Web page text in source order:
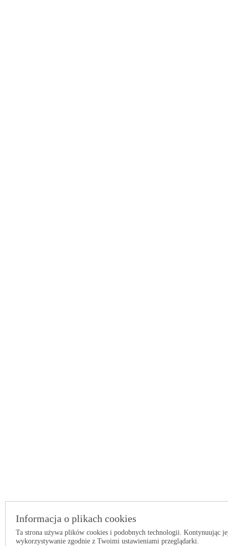
Informacja o plikach cookies
Ta strona używa plików cookies i podobnych technologii. Kontynuując
wykorzystywanie zgodnie z Twoimi ustawieniami przeglądarki.